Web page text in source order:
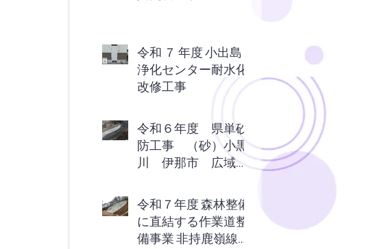
令和 ７ 年度 小出島
浄化センター耐水化
改修工事
令和６年度 県単砂
防工事 （砂）小黒
川 伊那市 広域農
令和７年度 森林整備
に直結する作業道整
備事業 非持鹿嶺線復